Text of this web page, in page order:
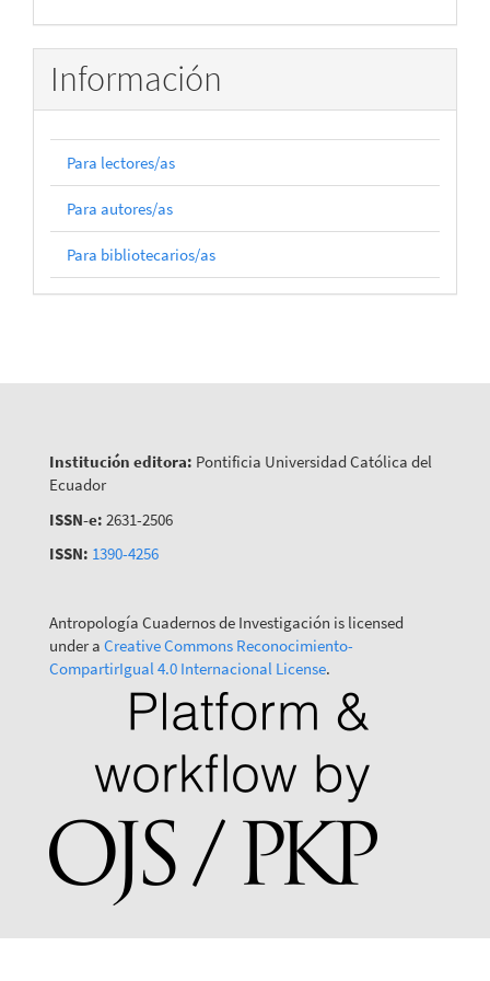
Información
Para lectores/as
Para autores/as
Para bibliotecarios/as
Institución editora: Pontificia Universidad Católica del
Ecuador
ISSN-e: 2631-2506
ISSN: 1390-4256
Antropología Cuadernos de Investigación is licensed
under a Creative Commons Reconocimiento-
CompartirIgual 4.0 Internacional License.